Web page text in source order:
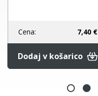
Cena: 7,40 €
Dodaj v košarico